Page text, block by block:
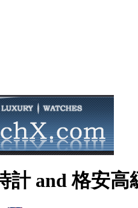
計 and 格安高